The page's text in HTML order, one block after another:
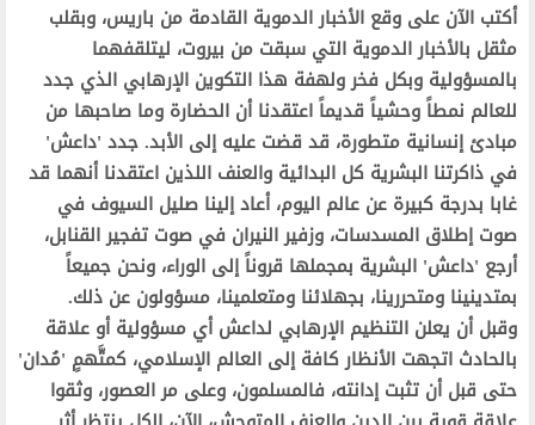
أكتب الآن على وقع الأخبار الدموية القادمة من باريس، وبقلب
مثقل بالأخبار الدموية التي سبقت من بيروت، ليتلقفهما
بالمسؤولية وبكل فخر ولهفة هذا التكوين الإرهابي الذي جدد
للعالم نمطاً وحشياً قديماً اعتقدنا أن الحضارة وما صاحبها من
مبادئ إنسانية متطورة، قد قضت عليه إلى الأبد. جدد 'داعش'
في ذاكرتنا البشرية كل البدائية والعنف اللذين اعتقدنا أنهما قد
غابا بدرجة كبيرة عن عالم اليوم، أعاد إلينا صليل السيوف في
صوت إطلاق المسدسات، وزفير النيران في صوت تفجير القنابل،
أرجع 'داعش' البشرية بمجملها قروناً إلى الوراء، ونحن جميعاً
بمتدينينا ومتحررينا، بجهلائنا ومتعلمينا، مسؤولون عن ذلك.
وقبل أن يعلن التنظيم الإرهابي لداعش أي مسؤولية أو علاقة
بالحادث اتجهت الأنظار كافة إلى العالم الإسلامي، كمتَّهمٍ 'مُدان'
حتى قبل أن تثبت إدانته، فالمسلمون، وعلى مر العصور، وثقوا